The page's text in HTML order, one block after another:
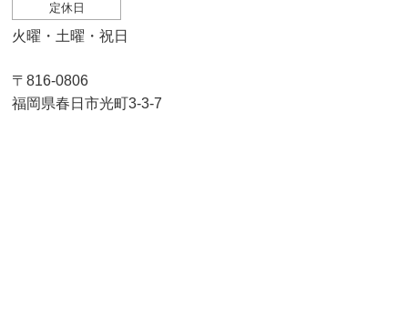
定休日
火曜・土曜・祝日
〒816-0806
福岡県春日市光町3-3-7